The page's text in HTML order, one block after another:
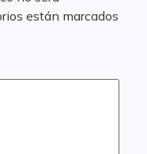
están marcados